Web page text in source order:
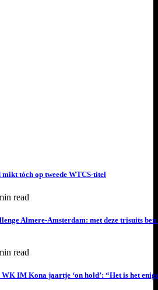
tóch op tweede WTCS-titel
read
Almere-Amsterdam: met deze trisuits ben
read
IM Kona jaartje ‘on hold’: “Het is het